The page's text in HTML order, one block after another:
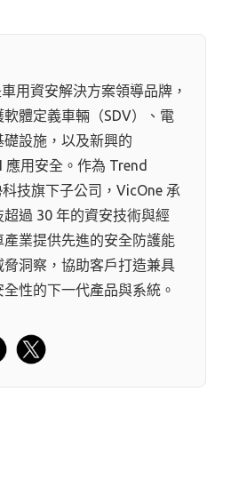
用資安解決方案領導品牌，
體定義車輛（SDV）、電
礎設施，以及新興的
應用安全。作為 Trend
技⁠旗下子公司，VicOne 承
超過 30 年的資安技術與經
產業提供先進的安全防護能
脅洞察，協助客戶打造兼具
性的下一代產品與系統。